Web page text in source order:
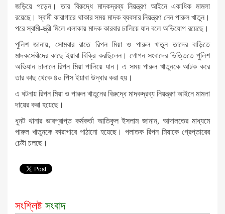
জড়িয়ে পড়েন। তার বিরুদ্ধে মাদকদ্রব্য নিয়ন্ত্রণ আইনে একাধিক মামলা
রয়েছে। স্বামী কারাগারে থাকার সময় মাদক ব্যবসার নিয়ন্ত্রণ নেন পারুল খাতুন।
পরে স্বামী-স্ত্রী মিলে এলাকায় মাদক কারবার চালিয়ে যান বলে অভিযোগ রয়েছে।
পুলিশ জানায়, সোমবার রাতে রিপন মিয়া ও পারুল খাতুন তাদের বাড়িতে
মাদকসেবীদের কাছে ইয়াবা বিক্রি করছিলেন। গোপন সংবাদের ভিত্তিতে পুলিশ
অভিযান চালালে রিপন মিয়া পালিয়ে যান। এ সময় পারুল খাতুনকে আটক করে
তার কাছ থেকে ৪০ পিস ইয়াবা উদ্ধার করা হয়।
এ ঘটনায় রিপন মিয়া ও পারুল খাতুনের বিরুদ্ধে মাদকদ্রব্য নিয়ন্ত্রণ আইনে মামলা
দায়ের করা হয়েছে।
ধুনট থানার ভারপ্রাপ্ত কর্মকর্তা আতিকুল ইসলাম জানান, আদালতের মাধ্যমে
পারুল খাতুনকে কারাগারে পাঠানো হয়েছে। পলাতক রিপন মিয়াকে গ্রেপ্তারের
চেষ্টা চলছে।
সংশ্লিষ্ট সংবাদ